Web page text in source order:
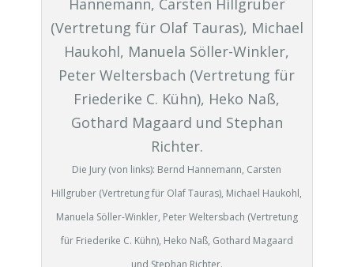
Die Jury (von links): Bernd Hannemann, Carsten
Hillgruber (Vertretung für Olaf Tauras), Michael Haukohl,
Manuela Söller-Winkler, Peter Weltersbach (Vertretung
für Friederike C. Kühn), Heko Naß, Gothard Magaard
und Stephan Richter.